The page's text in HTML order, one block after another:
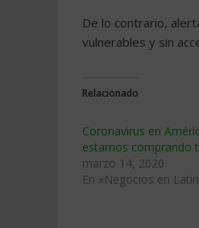
De lo contrario,
vulnerables y sin
Relacionado
Coronavirus en
estamos comprando
marzo 14, 2020
En «Negocios en